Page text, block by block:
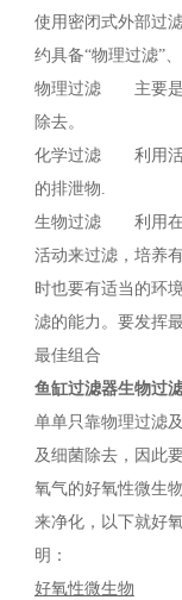
使用密闭式外部过
约具备“物理过滤”
物理过滤 主要是
除去。
化学过滤 利用活
的排泄物.
生物过滤 利用在
活动来过滤，培养
时也要有适当的环
滤的能力。要发挥
最佳组合
鱼缸过滤器生物过
单单只靠物理过滤
及细菌除去，因此
氧气的好氧性微生
来净化，以下就好
明：
好氧性微生物